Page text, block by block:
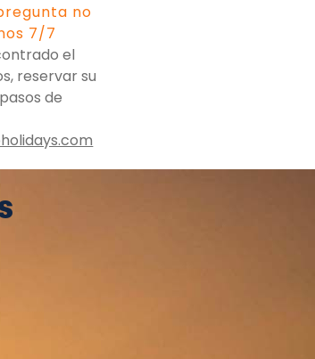
no
7/7
el
reservar su
de